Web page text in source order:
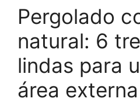
Pergolado
natural: 6
lindas para
área externa